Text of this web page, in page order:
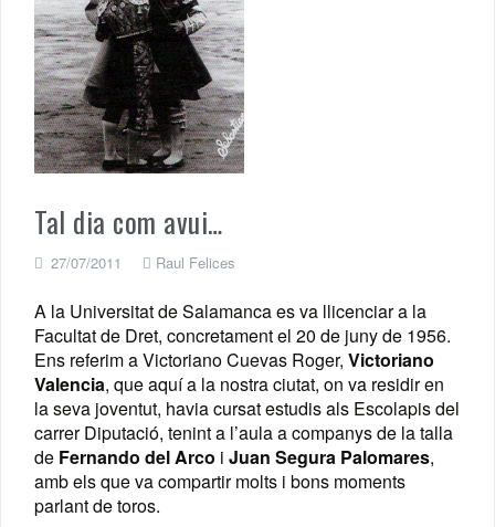
Tal dia com avui…
27/07/2011 Raul Felices
A la Universitat de Salamanca es va llicenciar a la
Facultat de Dret, concretament el 20 de juny de 1956.
Ens referim a Victoriano Cuevas Roger, Victoriano
Valencia, que aquí a la nostra ciutat, on va residir en
la seva joventut, havia cursat estudis als Escolapis del
carrer Diputació, tenint a l’aula a companys de la talla
de Fernando del Arco i Juan Segura Palomares,
amb els que va compartir molts i bons moments
parlant de toros.